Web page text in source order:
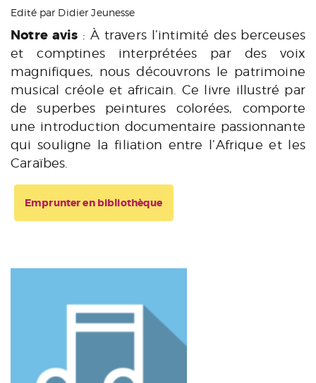
Edité par Didier Jeunesse
Notre avis : À travers l’intimité des berceuses
et comptines interprétées par des voix
magnifiques, nous découvrons le patrimoine
musical créole et africain. Ce livre illustré par
de superbes peintures colorées, comporte
une introduction documentaire passionnante
qui souligne la filiation entre l’Afrique et les
Caraïbes.
Emprunter en bibliothèque